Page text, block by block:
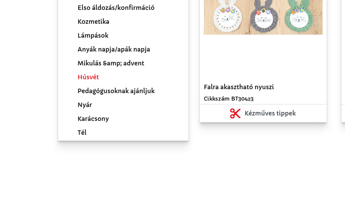
Elso áldozás/konfirmáció
Kozmetika
Lámpások
Anyák napja/apák napja
Mikulás &amp; advent
Húsvét
Pedagógusoknak ajánljuk
Nyár
Karácsony
Tél
Falra akasztható nyuszi
Cikkszám BT30423
Kézműves tippek